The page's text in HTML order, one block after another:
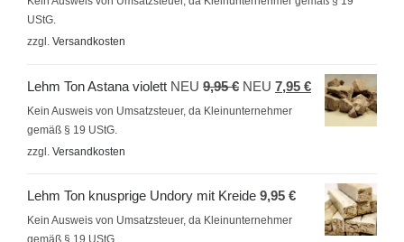
UStG.
zzgl. Versandkosten
Lehm Ton Astana violett NEU 9,95€ Ursprünglicher
Preis
NEU 7,95 €Aktueller
Preis
Kein Ausweis von Umsatzsteuer, da Kleinunternehmer
gemäß § 19 UStG.
zzgl. Versandkosten
Lehm Ton knusprige Undory mit Kreide 9,95 €
Kein Ausweis von Umsatzsteuer, da Kleinunternehmer